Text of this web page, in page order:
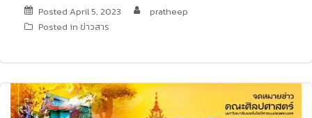
Posted April 5, 2023
pratheep
Posted in ข่าวสาร